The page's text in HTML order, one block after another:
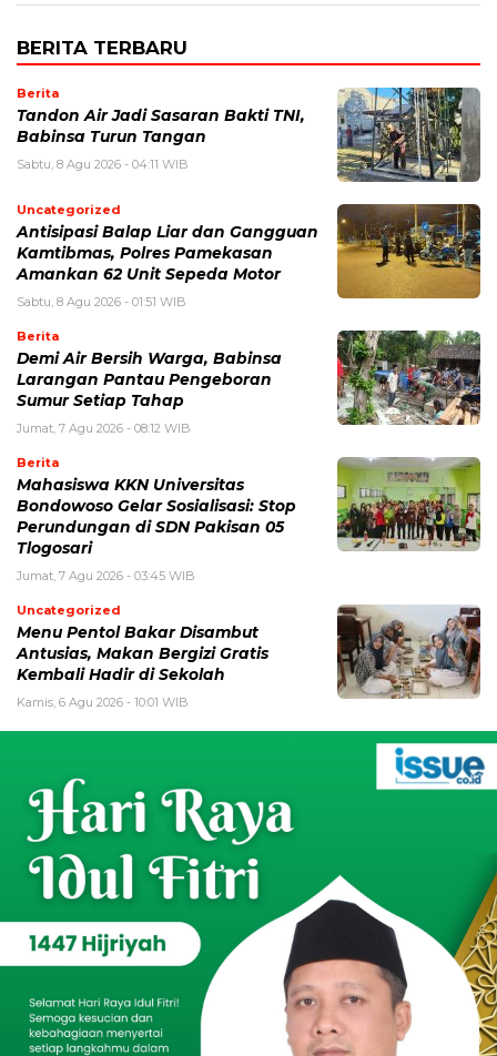
BERITA TERBARU
Berita
Tandon Air Jadi Sasaran Bakti TNI,
Babinsa Turun Tangan
Sabtu, 8 Agu 2026 - 04:11 WIB
Uncategorized
Antisipasi Balap Liar dan Gangguan
Kamtibmas, Polres Pamekasan
Amankan 62 Unit Sepeda Motor
Sabtu, 8 Agu 2026 - 01:51 WIB
Berita
Demi Air Bersih Warga, Babinsa
Larangan Pantau Pengeboran
Sumur Setiap Tahap
Jumat, 7 Agu 2026 - 08:12 WIB
Berita
Mahasiswa KKN Universitas
Bondowoso Gelar Sosialisasi: Stop
Perundungan di SDN Pakisan 05
Tlogosari
Jumat, 7 Agu 2026 - 03:45 WIB
Uncategorized
Menu Pentol Bakar Disambut
Antusias, Makan Bergizi Gratis
Kembali Hadir di Sekolah
Kamis, 6 Agu 2026 - 10:01 WIB